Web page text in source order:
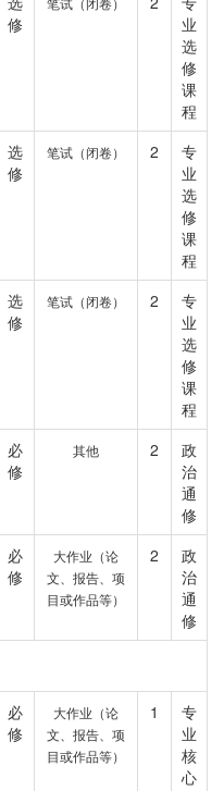
修
业
选
修
课
程
选
修
笔试（闭卷） 2
专
业
选
修
课
程
选
修
笔试（闭卷） 2
专
业
选
修
课
程
必
修
其他 2
政
治
通
修
必
修
大作业（论
文、报告、项
目或作品等）
2
政
治
通
修
必
修
大作业（论
文、报告、项
目或作品等）
1
专
业
核
心